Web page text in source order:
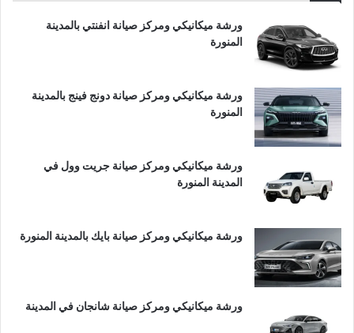
ورشة ميكانيكي ومركز صيانة انفنتي بالمدينة
المنورة
ورشة ميكانيكي ومركز صيانة دونج فينج بالمدينة
المنورة
ورشة ميكانيكي ومركز صيانة جريت وول في
المدينة المنورة
ورشة ميكانيكي ومركز صيانة بايك بالمدينة المنورة
ورشة ميكانيكي ومركز صيانة شانجان في المدينة